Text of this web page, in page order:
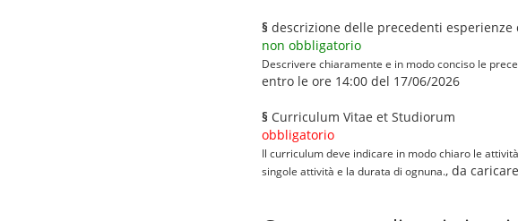
§ descrizione delle precedenti esperienze
non obbligatorio
Descrivere chiaramente e in modo conciso le
entro le ore 14:00 del 17/06/2026
§ Curriculum Vitae et Studiorum
obbligatorio
Il curriculum deve indicare in modo chiaro le
singole attività e la durata di ognuna., da